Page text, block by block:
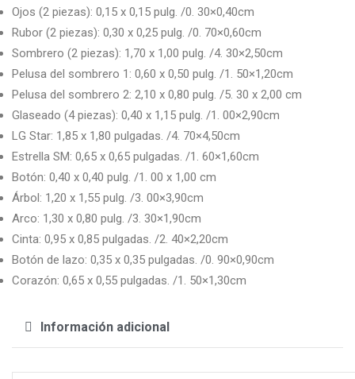
Ojos (2 piezas): 0,15 x 0,15 pulg. /0. 30×0,40cm
Rubor (2 piezas): 0,30 x 0,25 pulg. /0. 70×0,60cm
Sombrero (2 piezas): 1,70 x 1,00 pulg. /4. 30×2,50cm
Pelusa del sombrero 1: 0,60 x 0,50 pulg. /1. 50×1,20cm
Pelusa del sombrero 2: 2,10 x 0,80 pulg. /5. 30 x 2,00 cm
Glaseado (4 piezas): 0,40 x 1,15 pulg. /1. 00×2,90cm
LG Star: 1,85 x 1,80 pulgadas. /4. 70×4,50cm
Estrella SM: 0,65 x 0,65 pulgadas. /1. 60×1,60cm
Botón: 0,40 x 0,40 pulg. /1. 00 x 1,00 cm
Árbol: 1,20 x 1,55 pulg. /3. 00×3,90cm
Arco: 1,30 x 0,80 pulg. /3. 30×1,90cm
Cinta: 0,95 x 0,85 pulgadas. /2. 40×2,20cm
Botón de lazo: 0,35 x 0,35 pulgadas. /0. 90×0,90cm
Corazón: 0,65 x 0,55 pulgadas. /1. 50×1,30cm
Información adicional